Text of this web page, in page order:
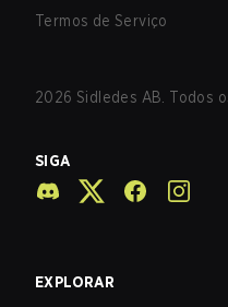
Termos de Serviço
2026 Sidledes AB. Todos
SIGA
EXPLORAR